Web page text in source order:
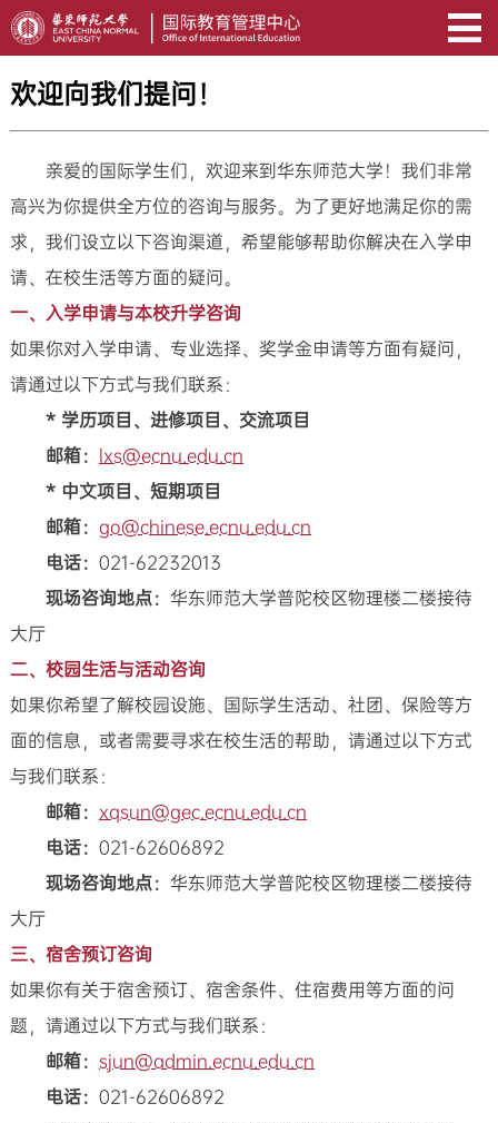
欢迎向我们提问！
亲爱的国际学生们，欢迎来到华东师范大学！我们非常
高兴为你提供全方位的咨询与服务。为了更好地满足你的需
求，我们设立以下咨询渠道，希望能够帮助你解决在入学申
请、在校生活等方面的疑问。
一、入学申请与本校升学咨询
如果你对入学申请、专业选择、奖学金申请等方面有疑问，
请通过以下方式与我们联系：
* 学历项目、进修项目、交流项目
邮箱： lxs@ecnu.edu.cn
* 中文项目、短期项目
邮箱： go@chinese.ecnu.edu.cn
电话： 021-62232013
现场咨询地点： 华东师范大学普陀校区物理楼二楼接待
大厅
二、校园生活与活动咨询
如果你希望了解校园设施、国际学生活动、社团、保险等方
面的信息，或者需要寻求在校生活的帮助，请通过以下方式
与我们联系：
邮箱： xqsun@gec.ecnu.edu.cn
电话： 021-62606892
现场咨询地点： 华东师范大学普陀校区物理楼二楼接待
大厅
三、宿舍预订咨询
如果你有关于宿舍预订、宿舍条件、住宿费用等方面的问
题，请通过以下方式与我们联系：
邮箱： sjun@admin.ecnu.edu.cn
电话： 021-62606892